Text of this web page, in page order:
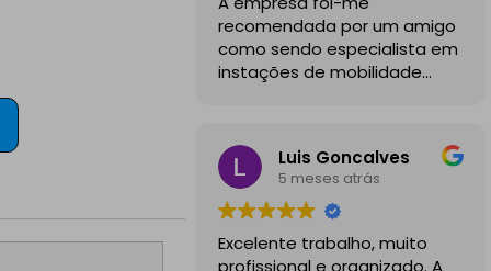
recomendada por um amigo
como sendo especialista em
instações de mobilidade
profissionais, comunicativos e
disponiveis para todas as
minhas dúvidas.
A instalação de tomada
reforçada em garagem
Luis Goncalves
5 meses atrás
Excelente trabalho, muito
profissional e organizado. A